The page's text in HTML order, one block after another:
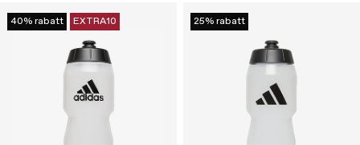
40% rabatt EXTRA10 25% rabatt